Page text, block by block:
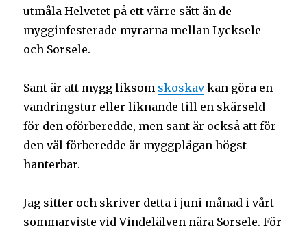
utmåla Helvetet på ett värre sätt än de
mygginfesterade myrarna mellan Lycksele
och Sorsele.
Sant är att mygg liksom skoskavkan göra en
vandringstur eller liknande till en skärseld
för den oförberedde, men sant är också att för
den väl förberedde är myggplågan högst
hanterbar.
Jag sitter och skriver detta i juni månad i vårt
sommarviste vid Vindelälven nära Sorsele. För